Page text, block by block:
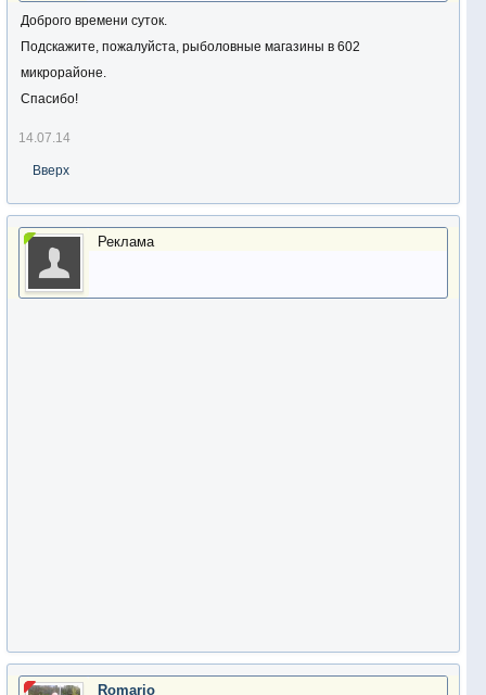
Доброго времени суток.
Подскажите, пожалуйста, рыболовные магазины в 602
микрорайоне.
Спасибо!
14.07.14
Вверх
Реклама
Romario